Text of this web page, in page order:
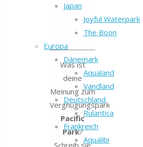
Japan
Joyful Waterpark
The Boon
Europa
Dänemark
Aqualand
Vandland
Deutschland
Rulantica
Frankreich
Aqualibi
Was ist
deine
Meinung zum
Vergnügungspark
Pacific
Park?